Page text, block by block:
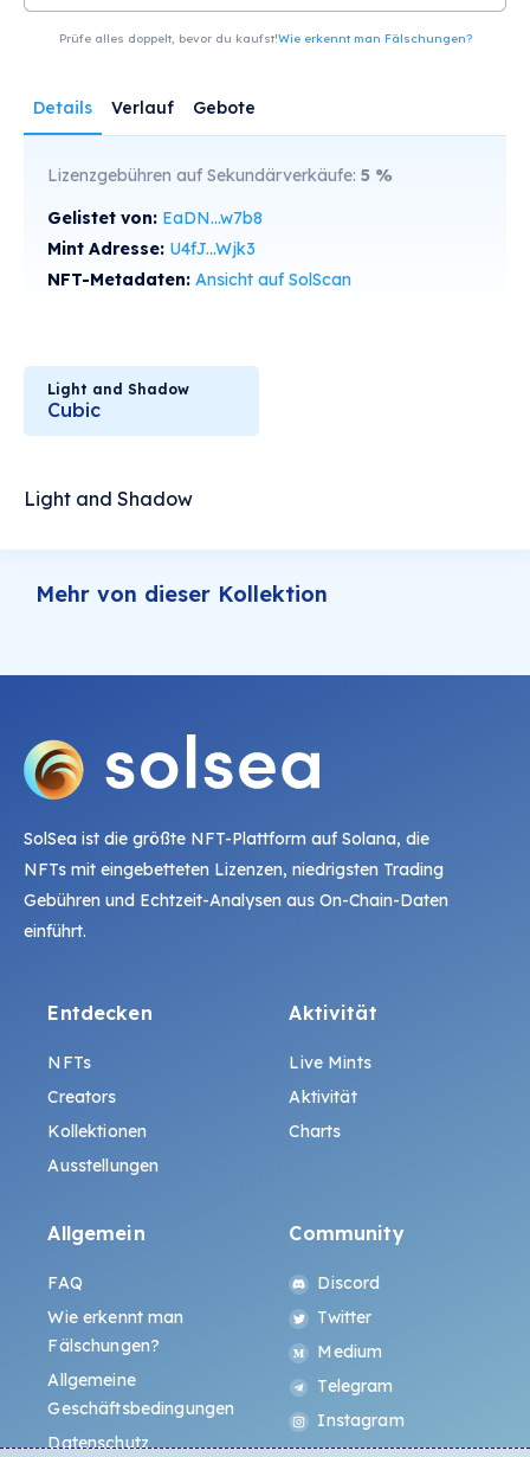
Prüfe alles doppelt, bevor du kaufst!Wie erkennt man Fälschungen?
Details Verlauf Gebote
Lizenzgebühren auf Sekundärverkäufe: 5 %
Gelistet von: EaDN...w7b8
Mint Adresse: U4fJ...Wjk3
NFT-Metadaten: Ansicht auf SolScan
Light and Shadow
Cubic
Light and Shadow
Mehr von dieser Kollektion
SolSea ist die größte NFT-Plattform auf Solana, die
NFTs mit eingebetteten Lizenzen, niedrigsten Trading
Gebühren und Echtzeit-Analysen aus On-Chain-Daten
einführt.
Entdecken
NFTs
Creators
Kollektionen
Ausstellungen
Aktivität
Live Mints
Aktivität
Charts
Allgemein
FAQ
Wie erkennt man
Fälschungen?
Allgemeine
Geschäftsbedingungen
Datenschutz
Community
Discord
Twitter
Medium
Telegram
Instagram